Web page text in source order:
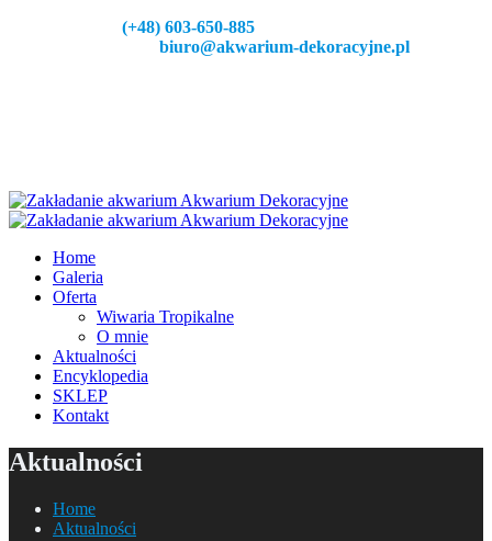
(+48) 603-650-885
biuro@akwarium-dekoracyjne.pl
Home
Galeria
Oferta
Wiwaria Tropikalne
O mnie
Aktualności
Encyklopedia
SKLEP
Kontakt
Aktualności
Home
Aktualności